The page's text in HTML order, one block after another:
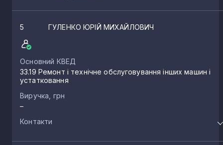
5 ГУЛЕНКО ЮРІЙ МИХАЙЛОВИЧ
Основний КВЕД
33.19 Ремонт і технічне обслуговування інших машин і
устатковання
Виручка, грн
–
Контакти